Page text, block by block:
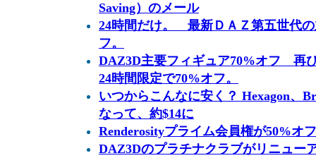
Saving）のメール
24時間だけ。 最新ＤＡＺ第五世代
フ。
DAZ3D主要フィギュア70%オフ 再
24時間限定で70%オフ。
いつからこんなに安く？ Hexagon、
なって、約$14に
Renderosityプライム会員権が50%オ
DAZ3Dのプラチナクラブがリニュ